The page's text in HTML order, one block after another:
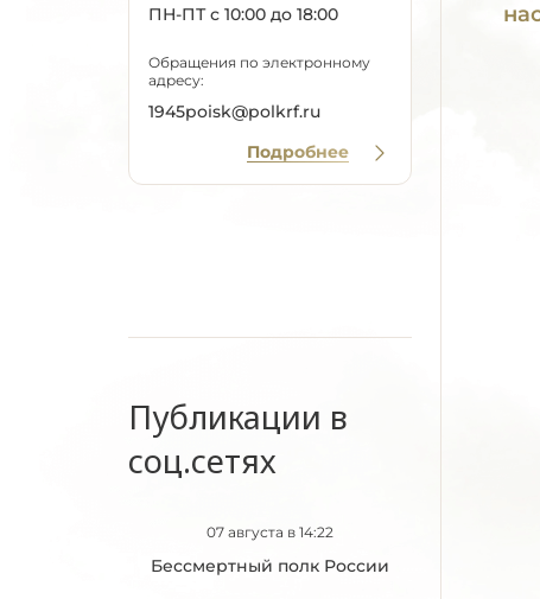
ПН-ПТ с 10:00 до 18:00
Обращения по электронному
адресу:
1945poisk@polkrf.ru
Подробнее
Публикации в
соц.сетях
07 августа в 14:22
Бессмертный полк России